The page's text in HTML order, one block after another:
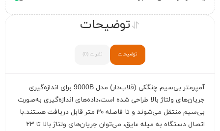
توضیحات نظرات (0)
توضیحات
آمپرمتر بی‌سیم چنگکی (قلاب‌دار) مدل 9000B برای اندازه‌گیری
جریان‌های ولتاژ بالا طراحی شده است،داده‌های اندازه‌گیری به‌صورت
بی‌سیم منتقل می‌شوند و تا فاصله ۳۰ متر قابل دریافت هستند.با
اتصال دستگاه به میله عایق، می‌توان جریان‌های ولتاژ بالا تا ۲۳